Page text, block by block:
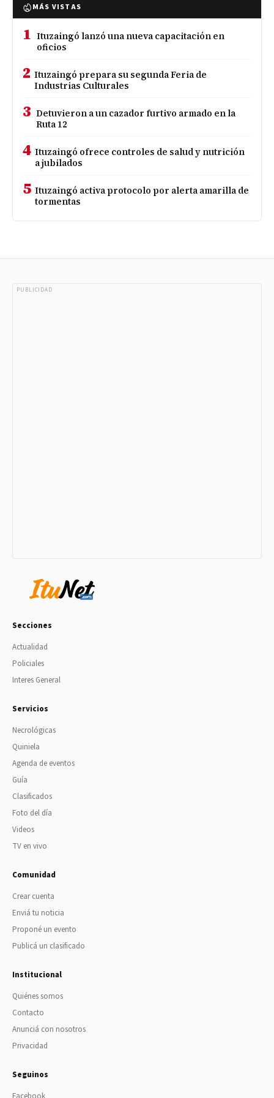
MÁS VISTAS
1 Ituzaingó lanzó una nueva capacitación en
oficios
2 Ituzaingó prepara su segunda Feria de
Industrias Culturales
3 Detuvieron a un cazador furtivo armado en la
Ruta 12
4 Ituzaingó ofrece controles de salud y nutrición
a jubilados
5 Ituzaingó activa protocolo por alerta amarilla de
tormentas
PUBLICIDAD
Secciones
Actualidad
Policiales
Interes General
Servicios
Necrológicas
Quiniela
Agenda de eventos
Guía
Clasificados
Foto del día
Videos
TV en vivo
Comunidad
Crear cuenta
Enviá tu noticia
Proponé un evento
Publicá un clasificado
Institucional
Quiénes somos
Contacto
Anunciá con nosotros
Privacidad
Seguinos